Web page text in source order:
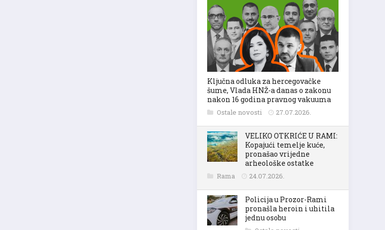
Ključna odluka za hercegovačke
šume, Vlada HNŽ-a danas o zakonu
nakon 16 godina pravnog vakuuma
Ostale novosti 27.07.2026.
VELIKO OTKRIĆE U RAMI:
Kopajući temelje kuće,
pronašao vrijedne
arheološke ostatke
Rama 24.07.2026.
Policija u Prozor-Rami
pronašla heroin i uhitila
jednu osobu